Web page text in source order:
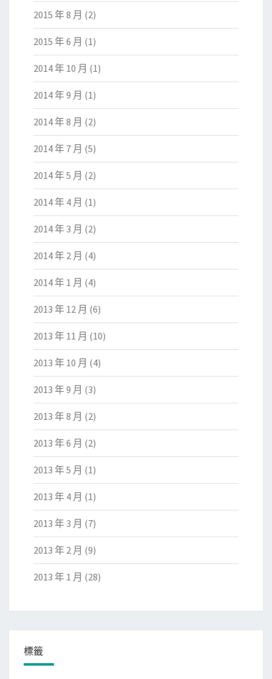
2015 年 8 月 (2)
2015 年 6 月 (1)
2014 年 10 月 (1)
2014 年 9 月 (1)
2014 年 8 月 (2)
2014 年 7 月 (5)
2014 年 5 月 (2)
2014 年 4 月 (1)
2014 年 3 月 (2)
2014 年 2 月 (4)
2014 年 1 月 (4)
2013 年 12 月 (6)
2013 年 11 月 (10)
2013 年 10 月 (4)
2013 年 9 月 (3)
2013 年 8 月 (2)
2013 年 6 月 (2)
2013 年 5 月 (1)
2013 年 4 月 (1)
2013 年 3 月 (7)
2013 年 2 月 (9)
2013 年 1 月 (28)
標籤